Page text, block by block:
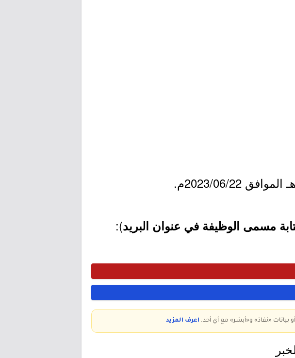
مسمى الوظيفة في عنوان البريد):
بيانات «نفاذ» و«أبشر» مع أي أحد. اعرف المزيد